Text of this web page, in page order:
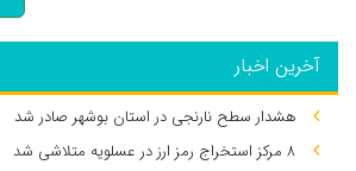
آخرین اخبار
هشدار سطح نارنجی در استان بوشهر صادر شد
۸ مرکز استخراج رمز ارز در عسلویه متلاشی شد